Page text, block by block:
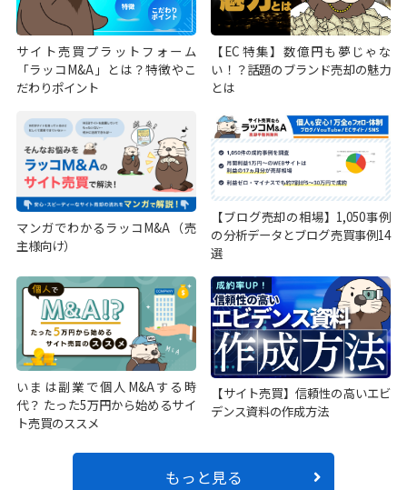
サイト売買プラットフォーム
「ラッコM&A」とは？特徴やこ
だわりポイント
【EC特集】数億円も夢じゃな
い！？話題のブランド売却の魅力
とは
マンガでわかるラッコM&A（売
主様向け）
【ブログ売却の相場】1,050事例
の分析データとブログ売買事例14
選
いまは副業で個人M&Aする時
代？ たった5万円から始めるサイ
ト売買のススメ
【サイト売買】信頼性の高いエビ
デンス資料の作成方法
もっと見る